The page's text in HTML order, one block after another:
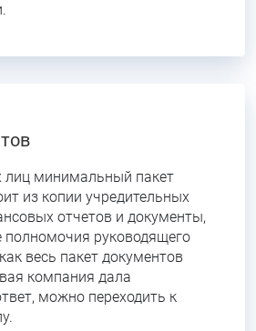
лиц минимальный пакет
из копии учредительных
отчетов и документы,
руководящего
весь пакет документов
компания дала
можно переходить к